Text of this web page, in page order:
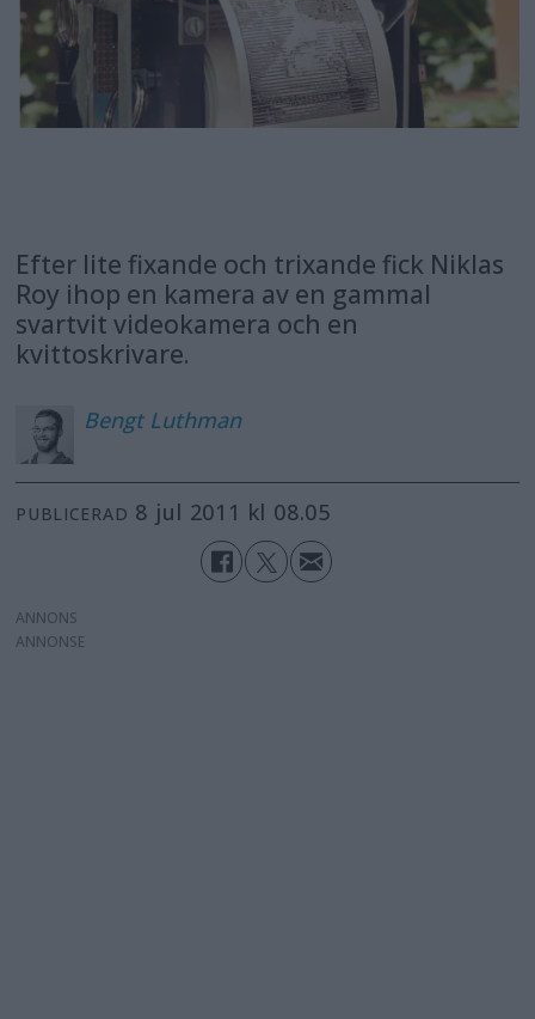
Efter lite fixande och trixande fick Niklas
Roy ihop en kamera av en gammal
svartvit videokamera och en
kvittoskrivare.
Bengt Luthman
PUBLICERAD 8 jul 2011 kl 08.05
ANNONS